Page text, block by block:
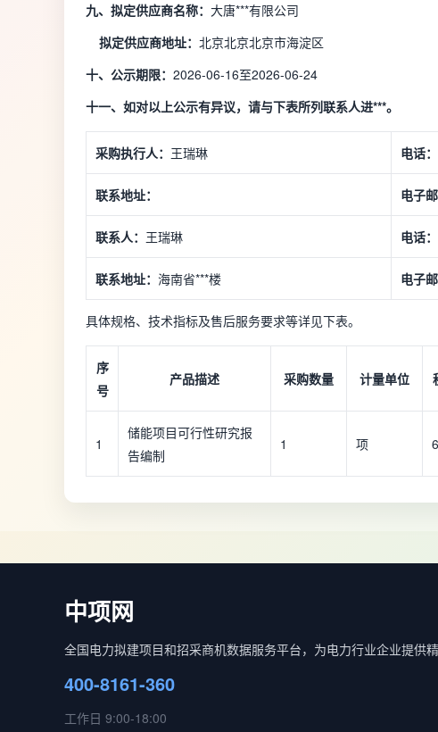
九、拟定供应商名称： 大唐***有限公司
拟定供应商地址： 北京北京北京市海淀区
十、公示期限： 2026-06-16至2026-06-24
十一、如对以上公示有异议，请与下表所列联系人进***。
采购执行人： 王瑞琳 电话：
联系地址： 电子邮
联系人： 王瑞琳 电话：
联系地址： 海南省***楼 电子邮
具体规格、技术指标及售后服务要求等详见下表。
序
号
产品描述 采购数量 计量单位
1
储能项目可行性研究报
告编制
1 项
中项网
全国电力拟建项目和招采商机数据服务平台，为电力行业企业提供精
400-8161-360
工作日 9:00-18:00